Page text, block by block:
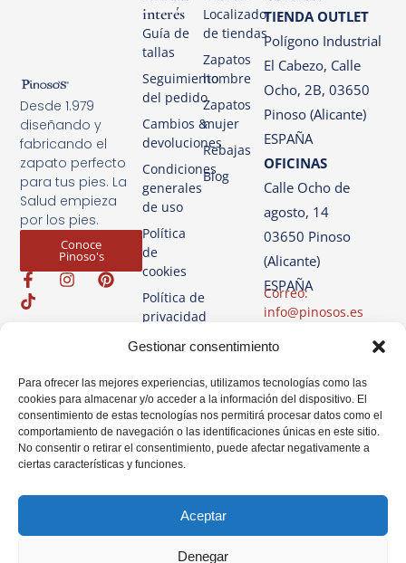
Gestionar consentimiento
Para ofrecer las mejores experiencias, utilizamos tecnologías como las
cookies para almacenar y/o acceder a la información del dispositivo. El
consentimiento de estas tecnologías nos permitirá procesar datos como el
comportamiento de navegación o las identificaciones únicas en este sitio.
No consentir o retirar el consentimiento, puede afectar negativamente a
ciertas características y funciones.
Aceptar
Denegar
Desde 1.979
diseñando y
fabricando el
zapato perfecto
para tus pies. La
Salud empieza
por los pies.
Conoce
Pinoso's
Localizador
de tiendas
Zapatos
hombre
Zapatos
mujer
Rebajas
Blog
interés
Guía de
tallas
Seguimiento
del pedido
Cambios &
devoluciones
Condiciones
generales
de uso
Política
de
cookies
Política de
privacidad
Aviso
TIENDA OUTLET
Polígono Industrial
El Cabezo, Calle
Ocho, 2B, 03650
Pinoso (Alicante)
ESPAÑA
OFICINAS
Calle Ocho de
agosto, 14
03650 Pinoso
(Alicante)
ESPAÑA
Correo:
info@pinosos.es
Teléfono: +34 96 69
70 274
+34 670 387 812
(sólo Whatsapp)
Horario: Lun-Vie de
07:00h a 14:00h